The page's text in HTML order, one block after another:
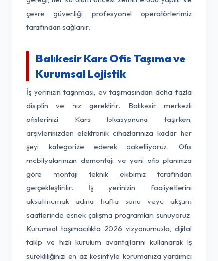
çevre güvenliği profesyonel operatörlerimiz
tarafından sağlanır.
Balıkesir Kars Ofis Taşıma ve
Kurumsal Lojistik
İş yerinizin taşınması, ev taşımasından daha fazla
disiplin ve hız gerektirir. Balıkesir merkezli
ofislerinizi Kars lokasyonuna taşırken,
arşivlerinizden elektronik cihazlarınıza kadar her
şeyi kategorize ederek paketliyoruz. Ofis
mobilyalarınızın demontajı ve yeni ofis planınıza
göre montajı teknik ekibimiz tarafından
gerçekleştirilir. İş yerinizin faaliyetlerini
aksatmamak adına hafta sonu veya akşam
saatlerinde esnek çalışma programları sunuyoruz.
Kurumsal taşımacılıkta 2026 vizyonumuzla, dijital
takip ve hızlı kurulum avantajlarını kullanarak iş
sürekliliğinizi en az kesintiyle korumanıza yardımcı